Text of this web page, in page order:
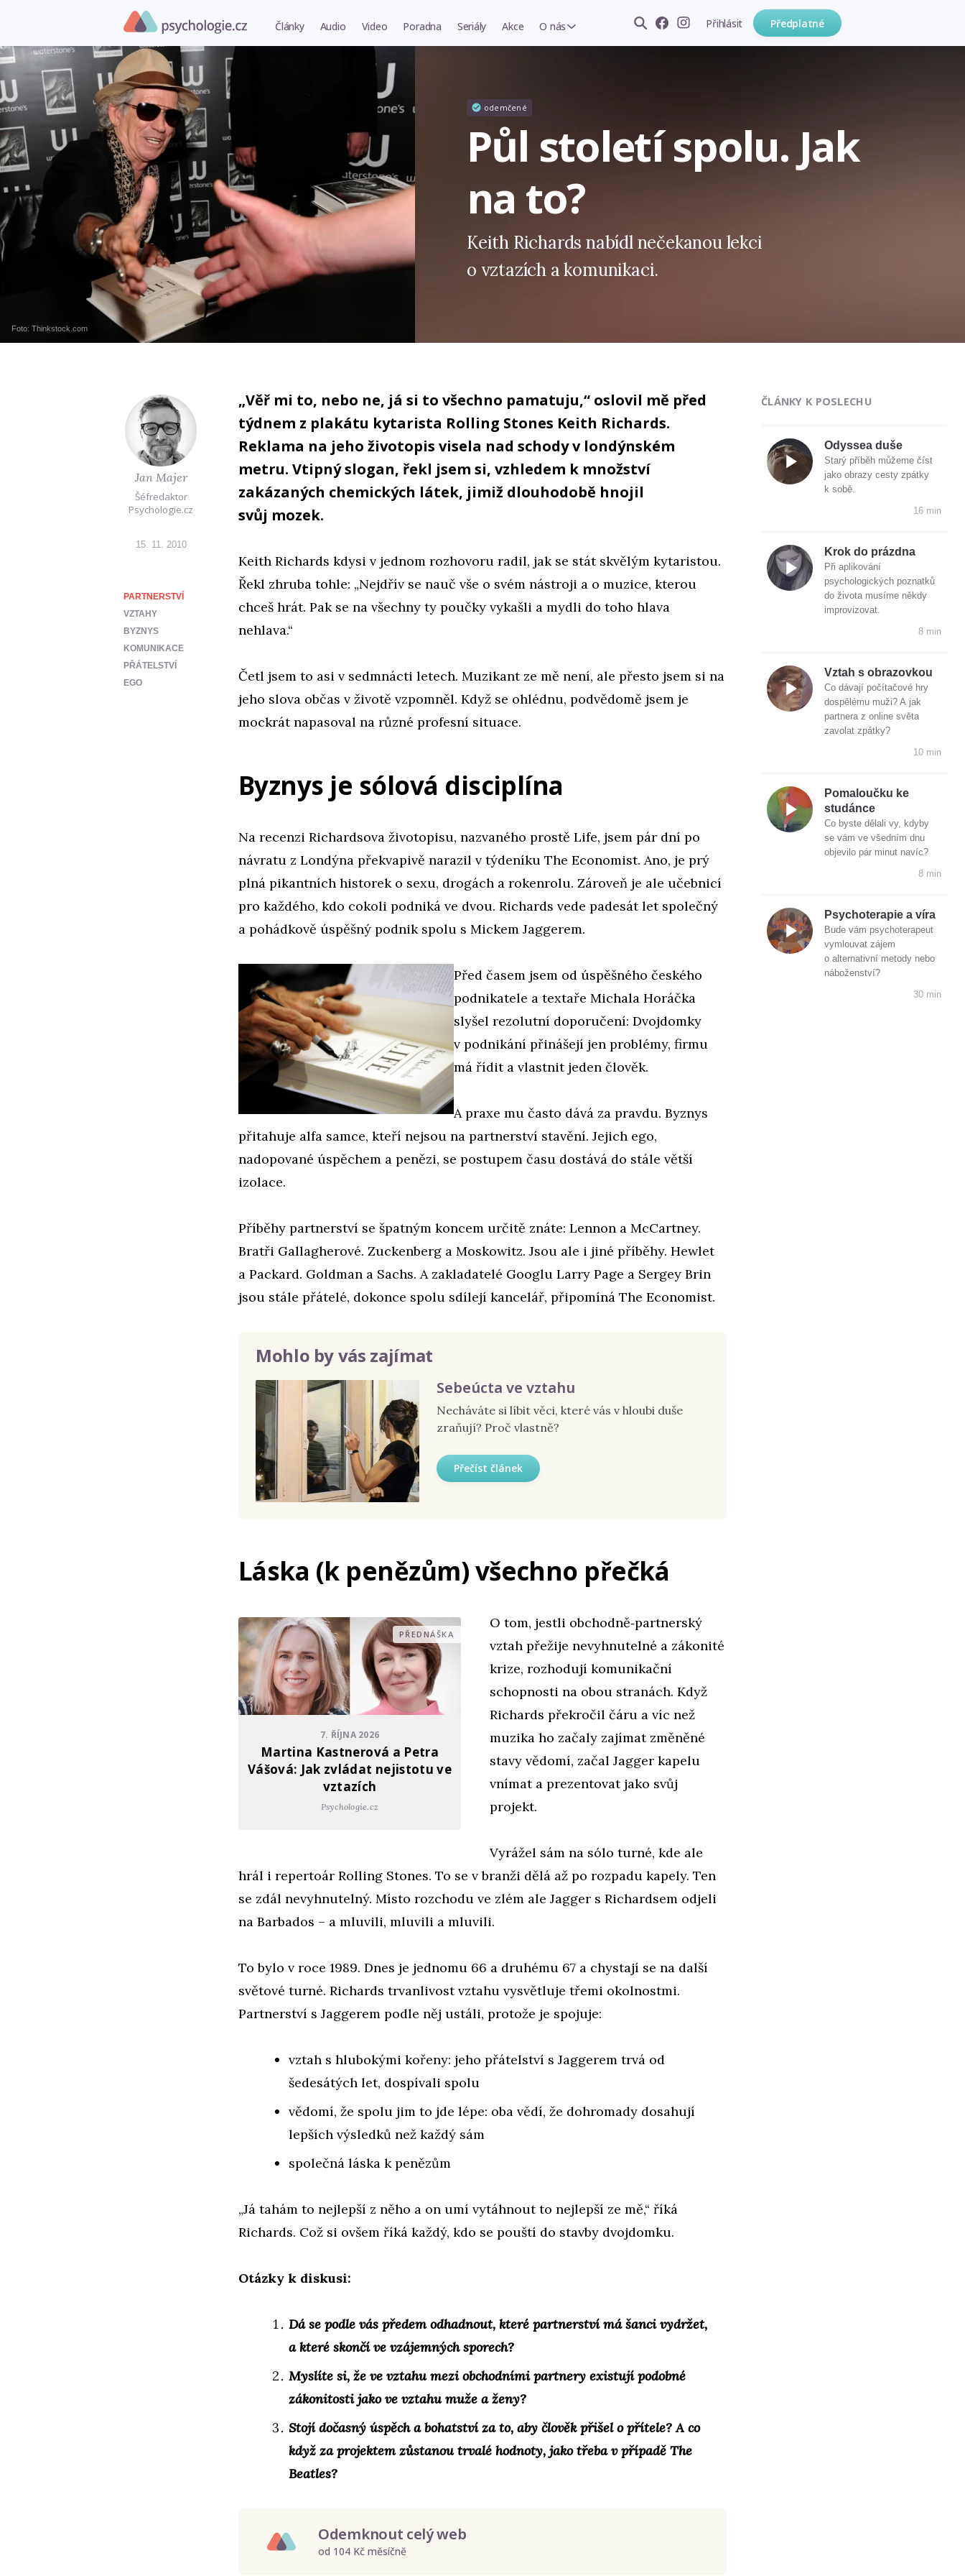
Články Audio Video Poradna Seriály Akce O nás Přihlásit Předplatné
Foto: Thinkstock.com
odemčené
Půl století spolu. Jak
na to?
Keith Richards nabídl nečekanou lekci
o vztazích a komunikaci.
Jan Majer
Šéfredaktor
Psychologie.cz
15. 11. 2010
PARTNERSTVÍ
VZTAHY
BYZNYS
KOMUNIKACE
PŘÁTELSTVÍ
EGO
„Věř mi to, nebo ne, já si to všechno pamatuju,“ oslovil mě před
týdnem z plakátu kytarista Rolling Stones Keith Richards.
Reklama na jeho životopis visela nad schody v londýnském
metru. Vtipný slogan, řekl jsem si, vzhledem k množství
zakázaných chemických látek, jimiž dlouhodobě hnojil
svůj mozek.
Keith Richards kdysi v jednom rozhovoru radil, jak se stát skvělým kytaristou.
Řekl zhruba tohle: „Nejdřív se nauč vše o svém nástroji a o muzice, kterou
chceš hrát. Pak se na všechny ty poučky vykašli a mydli do toho hlava
nehlava.“
Četl jsem to asi v sedmnácti letech. Muzikant ze mě není, ale přesto jsem si na
jeho slova občas v životě vzpomněl. Když se ohlédnu, podvědomě jsem je
mockrát napasoval na různé profesní situace.
Byznys je sólová disciplína
Na recenzi Richardsova životopisu, nazvaného prostě Life, jsem pár dní po
návratu z Londýna překvapivě narazil v týdeníku The Economist. Ano, je prý
plná pikantních historek o sexu, drogách a rokenrolu. Zároveň je ale učebnicí
pro každého, kdo cokoli podniká ve dvou. Richards vede padesát let společný
a pohádkově úspěšný podnik spolu s Mickem Jaggerem.
Před časem jsem od úspěšného českého
podnikatele a textaře Michala Horáčka
slyšel rezolutní doporučení: Dvojdomky
v podnikání přinášejí jen problémy, firmu
má řídit a vlastnit jeden člověk.
A praxe mu často dává za pravdu. Byznys
přitahuje alfa samce, kteří nejsou na partnerství stavění. Jejich ego,
nadopované úspěchem a penězi, se postupem času dostává do stále větší
izolace.
Příběhy partnerství se špatným koncem určitě znáte: Lennon a McCartney.
Bratři Gallagherové. Zuckenberg a Moskowitz. Jsou ale i jiné příběhy. Hewlet
a Packard. Goldman a Sachs. A zakladatelé Googlu Larry Page a Sergey Brin
jsou stále přátelé, dokonce spolu sdílejí kancelář, připomíná The Economist.
Mohlo by vás zajímat
Sebeúcta ve vztahu
Necháváte si líbit věci, které vás v hloubi duše
zraňují? Proč vlastně?
Přečíst článek
Láska (k penězům) všechno přečká
PŘEDNÁŠKA
7. ŘÍJNA 2026
Martina Kastnerová a Petra
Vášová: Jak zvládat nejistotu ve
vztazích
Psychologie.cz
O tom, jestli obchodně‑partnerský
vztah přežije nevyhnutelné a zákonité
krize, rozhodují komunikační
schopnosti na obou stranách. Když
Richards překročil čáru a víc než
muzika ho začaly zajímat změněné
stavy vědomí, začal Jagger kapelu
vnímat a prezentovat jako svůj
projekt.
Vyrážel sám na sólo turné, kde ale
hrál i repertoár Rolling Stones. To se v branži dělá až po rozpadu kapely. Ten
se zdál nevyhnutelný. Místo rozchodu ve zlém ale Jagger s Richardsem odjeli
na Barbados – a mluvili, mluvili a mluvili.
To bylo v roce 1989. Dnes je jednomu 66 a druhému 67 a chystají se na další
světové turné. Richards trvanlivost vztahu vysvětluje třemi okolnostmi.
Partnerství s Jaggerem podle něj ustáli, protože je spojuje:
vztah s hlubokými kořeny: jeho přátelství s Jaggerem trvá od
šedesátých let, dospívali spolu
vědomí, že spolu jim to jde lépe: oba vědí, že dohromady dosahují
lepších výsledků než každý sám
společná láska k penězům
„Já tahám to nejlepší z něho a on umí vytáhnout to nejlepší ze mě,“ říká
Richards. Což si ovšem říká každý, kdo se pouští do stavby dvojdomku.
Otázky k diskusi:
Dá se podle vás předem odhadnout, které partnerství má šanci vydržet,
a které skončí ve vzájemných sporech?
Myslíte si, že ve vztahu mezi obchodními partnery existují podobné
zákonitosti jako ve vztahu muže a ženy?
Stojí dočasný úspěch a bohatství za to, aby člověk přišel o přítele? A co
když za projektem zůstanou trvalé hodnoty, jako třeba v případě The
Beatles?
Odemknout celý web
od 104 Kč měsíčně
ČLÁNKY K POSLECHU
Odyssea duše
Starý příběh můžeme číst
jako obrazy cesty zpátky
k sobě.
16 min
Krok do prázdna
Při aplikování
psychologických poznatků
do života musíme někdy
improvizovat.
8 min
Vztah s obrazovkou
Co dávají počítačové hry
dospělému muži? A jak
partnera z online světa
zavolat zpátky?
10 min
Pomaloučku ke
studánce
Co byste dělali vy, kdyby
se vám ve všedním dnu
objevilo pár minut navíc?
8 min
Psychoterapie a víra
Bude vám psychoterapeut
vymlouvat zájem
o alternativní metody nebo
náboženství?
30 min